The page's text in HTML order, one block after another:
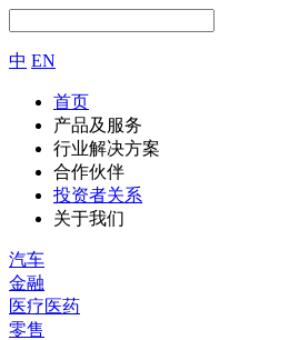
中 EN
首页
产品及服务
行业解决方案
合作伙伴
投资者关系
关于我们
汽车
金融
医疗医药
零售